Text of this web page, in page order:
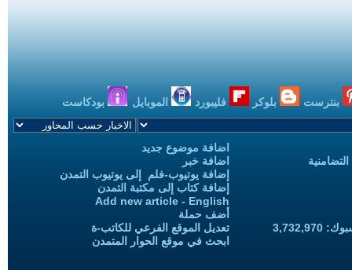
بنترست بلوكر فليبورد الموبايل بودكاست
اضافة موضوع جديد
اضافة خبر
إضافة يوتيوب-فلم إلى يوتيوب التمدن
إضافة كتاب إلى مكتبة التمدن
Add new article - English
أضف حملة
تعديل الموقع الفرعي للكاتب-ة
ابحث في موقع الحوار المتمدن